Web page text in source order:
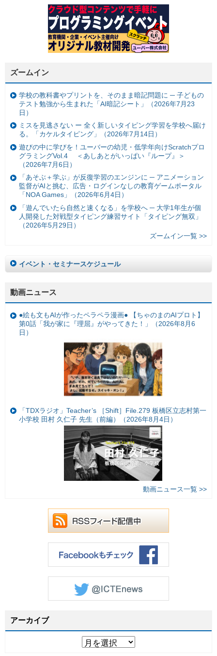
ズームイン
学校の教科書やプリントを、そのまま暗記問題に ─ 子どもの
テスト勉強から生まれた「AI暗記シート」（2026年7月23
日）
ミスを見逃さない ー 全く新しいタイピング学習を学校へ届け
る。「カケルタイピング」（2026年7月14日）
遊びの中に学びを！ユーバーの幼児・低学年向けScratchプロ
グラミングVol.4 ＜あしあとがいっぱい『ループ』＞
（2026年7月6日）
「あそぶ＋学ぶ」が反復学習のエンジンに ─ アニメーション
監督がAIと挑む、広告・ログインなしの教育ゲームポータル
「NOA Games」（2026年6月4日）
「遊んでいたら自然と速くなる」を学校へ ─ 大学1年生が個
人開発した対戦型タイピング練習サイト「タイピング無双」
（2026年5月29日）
ズームイン一覧 >>
イベント・セミナースケジュール
動画ニュース
●絵も文もAIが作ったペラペラ漫画● 【ちゃのまのAIプロト】
第0話「我が家に『理屈』がやってきた！」（2026年8月6
日）
「TDXラジオ」Teacher’s ［Shift］File.279 板橋区立志村第一
小学校 田村 久仁子 先生（前編）（2026年8月4日）
動画ニュース一覧 >>
アーカイブ